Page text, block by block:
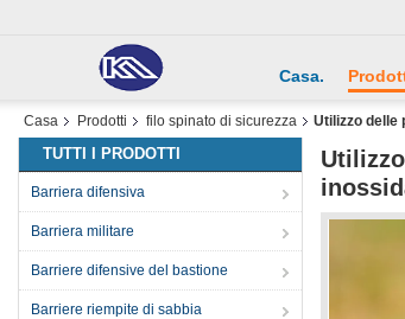
Casa.
Casa Prodotti filo spinato di sicurezza Utilizzo delle
TUTTI I PRODOTTI
Barriera difensiva
Barriera militare
Barriere difensive del bastione
Barriere riempite di sabbia